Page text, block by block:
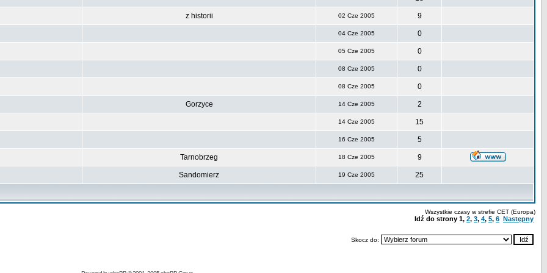
z historii 02 Cze 2005 9
04 Cze 2005 0
05 Cze 2005 0
08 Cze 2005 0
08 Cze 2005 0
Gorzyce 14 Cze 2005 2
14 Cze 2005 15
16 Cze 2005 5
Tarnobrzeg 18 Cze 2005 9
Sandomierz 19 Cze 2005 25
Wszystkie czasy w strefie CET (Europa)
Idź do strony 1, 2, 3, 4, 5, 6 Następny
Skocz do: